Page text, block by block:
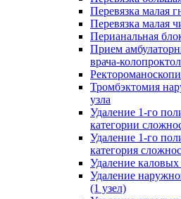
Перевязка малая
Перевязка малая
Перианальная
Прием
врача-
Тромбэктомия
узла
Удаление 1-го
категории
Удаление 1-го
категория
Удаление
Удаление
(1 узел)